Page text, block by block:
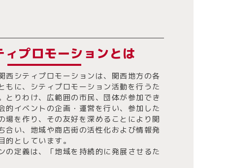
ィプロモーションとは
西シティプロモーションは、関西地方の各
もに、シティプロモーション活動を行うた
とりわけ、広範囲の市民、団体が参加でき
的イベントの企画・運営を行い、参加した
場を作り、その友好を深めることにより関
合い、地域や商店街の活性化および情報発
的としています。
の定義は、「地域を持続的に発展させるた